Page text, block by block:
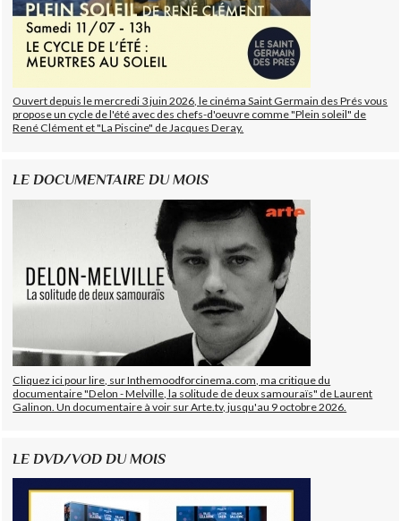
Ouvert depuis le mercredi 3 juin 2026, le cinéma Saint Germain des Prés vous
propose un cycle de l'été avec des chefs-d'oeuvre comme "Plein soleil" de
René Clément et "La Piscine" de Jacques Deray.
LE DOCUMENTAIRE DU MOIS
Cliquez ici pour lire, sur Inthemoodforcinema.com, ma critique du
documentaire "Delon - Melville, la solitude de deux samouraïs" de Laurent
Galinon. Un documentaire à voir sur Arte.tv, jusqu'au 9 octobre 2026.
LE DVD/VOD DU MOIS